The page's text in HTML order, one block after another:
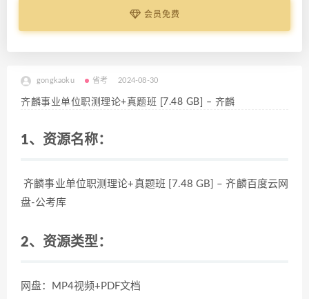
会员免费
gongkaoku 省考 2024-08-30
齐麟事业单位职测理论+真题班 [7.48 GB] – 齐麟
1、资源名称：
齐麟事业单位职测理论+真题班 [7.48 GB] – 齐麟百度云网
盘-公考库
2、资源类型：
网盘：MP4视频+PDF文档